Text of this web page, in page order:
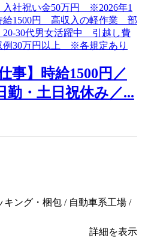
事】時給1500円／
勤・土日祝休み／...
キング・梱包 / 自動車系工場 /
詳細を表示